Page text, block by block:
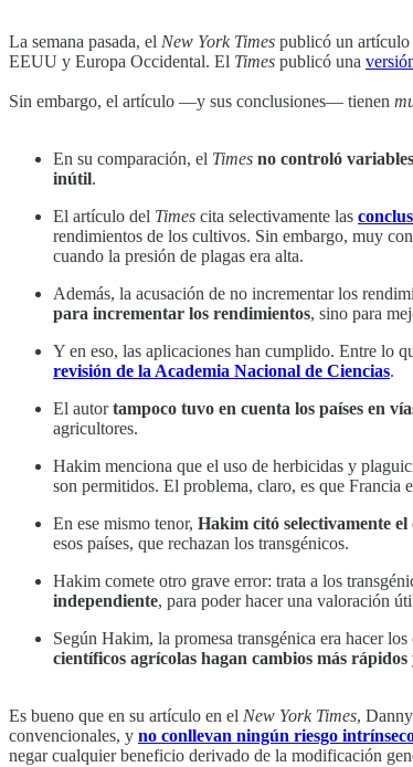
La semana pasada, el New York Times publicó un artículo
EEUU y Europa Occidental. El Times publicó una
Sin embargo, el artículo —y sus conclusiones— tienen
En su comparación, el Times no controló variables
inútil.
El artículo del Times cita selectivamente las
rendimientos de los cultivos. Sin embargo, muy
cuando la presión de plagas era alta.
Además, la acusación de no incrementar los
para incrementar los rendimientos, sino para
Y en eso, las aplicaciones han cumplido. Entre lo
revisión de la Academia Nacional de Ciencias.
El autortampoco tuvo en cuenta los países en
agricultores.
Hakim menciona que el uso de herbicidas y
son permitidos. El problema, claro, es que Francia
En ese mismo tenor, Hakim citó selectivamente el
esos países, que rechazan los transgénicos.
Hakim comete otro grave error: trata a los
independiente, para poder hacer una valoración
Según Hakim, la promesa transgénica era hacer
científicos agrícolas hagan cambios más rápidos
Es bueno que en su artículo en el New York Times,
convencionales, y no conllevan ningún riesgo
negar cualquier beneficio derivado de la modificación